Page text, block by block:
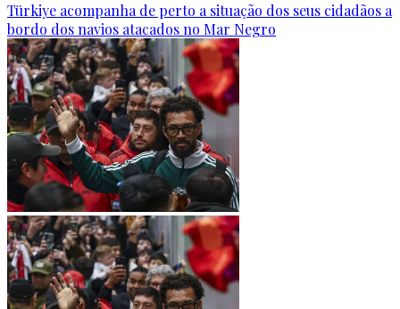
Türkiye acompanha de perto a situação dos seus cidadãos a
bordo dos navios atacados no Mar Negro